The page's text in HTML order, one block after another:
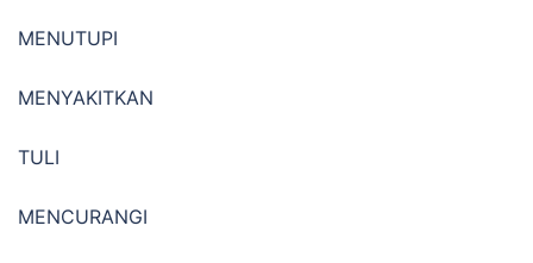
MENUTUPI
MENYAKITKAN
TULI
MENCURANGI